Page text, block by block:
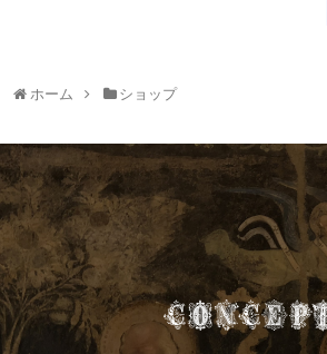
ホーム ショップ